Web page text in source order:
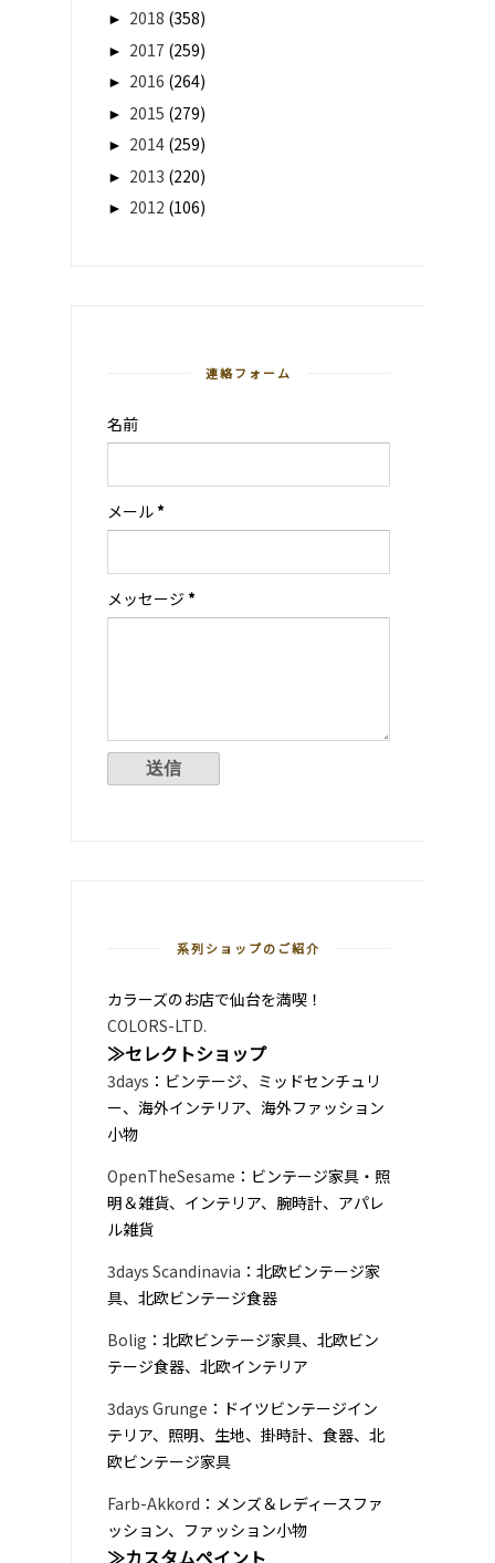
► 2018 (358)
► 2017 (259)
► 2016 (264)
► 2015 (279)
► 2014 (259)
► 2013 (220)
► 2012 (106)
連絡フォーム
名前
メール *
メッセージ *
系列ショップのご紹介
カラーズのお店で仙台を満喫！
COLORS-LTD.
≫セレクトショップ
3days ：ビンテージ、ミッドセンチュリ
ー、海外インテリア、海外ファッション
小物
OpenTheSesame ：ビンテージ家具・照
明＆雑貨、インテリア、腕時計、アパレ
ル雑貨
3days Scandinavia ：北欧ビンテージ家
具、北欧ビンテージ食器
Bolig ：北欧ビンテージ家具、北欧ビン
テージ食器、北欧インテリア
3days Grunge ：ドイツビンテージイン
テリア、照明、生地、掛時計、食器、北
欧ビンテージ家具
Farb-Akkord ：メンズ＆レディースファ
ッション、ファッション小物